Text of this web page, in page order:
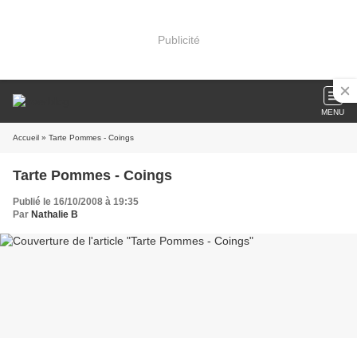
Publicité
MENU
Accueil » Tarte Pommes - Coings
Tarte Pommes - Coings
Publié le 16/10/2008 à 19:35
Par Nathalie B